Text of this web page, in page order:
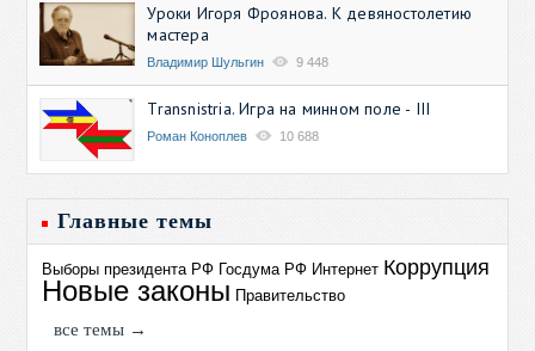
Уроки Игоря Фроянова. К девяностолетию
мастера
Владимир Шульгин 9 448
Transnistria. Игра на минном поле - III
Роман Коноплев 10 688
Главные темы
Выборы президента РФ Госдума РФ Интернет Коррупция
Новые законы Правительство
все темы →